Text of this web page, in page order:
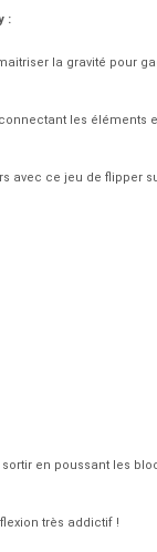
:
la gravité pour
les éléments
avec ce jeu de flipper
en poussant les
très addictif !